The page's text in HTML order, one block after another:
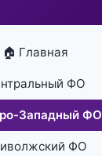
🏠 Главная
ФО
Западный ФО
ФО